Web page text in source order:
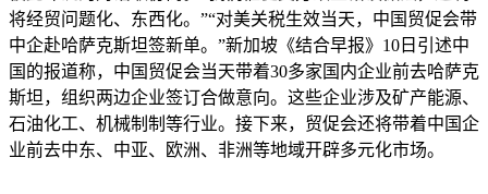
将经贸问题化、东西化。”“对美关税生效当天，中国贸促会带
中企赴哈萨克斯坦签新单。”新加坡《结合早报》10日引述中
国的报道称，中国贸促会当天带着30多家国内企业前去哈萨克
斯坦，组织两边企业签订合做意向。这些企业涉及矿产能源、
石油化工、机械制制等行业。接下来，贸促会还将带着中国企
业前去中东、中亚、欧洲、非洲等地域开辟多元化市场。